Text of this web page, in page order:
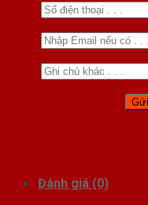
Đánh giá (0)